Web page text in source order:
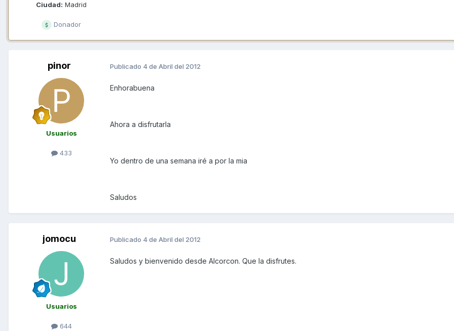
Ciudad: Madrid
Donador
pinor
Usuarios
433
Publicado 4 de Abril del 2012
Enhorabuena
Ahora a disfrutarla
Yo dentro de una semana iré a por la mia
Saludos
jomocu
Usuarios
644
Publicado 4 de Abril del 2012
Saludos y bienvenido desde Alcorcon. Que la disfrutes.